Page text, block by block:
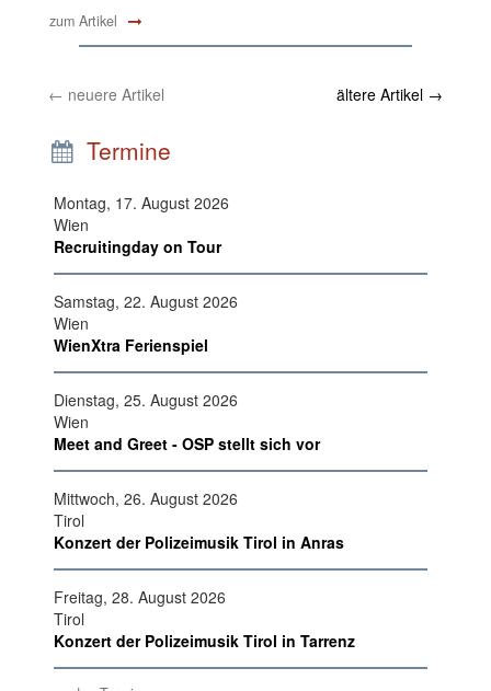
zum Artikel
← neuere Artikel ältere Artikel →
Termine
Montag, 17. August 2026
Wien
Recruitingday on Tour
Samstag, 22. August 2026
Wien
WienXtra Ferienspiel
Dienstag, 25. August 2026
Wien
Meet and Greet - OSP stellt sich vor
Mittwoch, 26. August 2026
Tirol
Konzert der Polizeimusik Tirol in Anras
Freitag, 28. August 2026
Tirol
Konzert der Polizeimusik Tirol in Tarrenz